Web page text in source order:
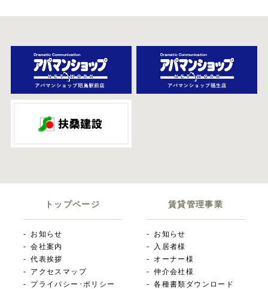
トップページ
お知らせ
会社案内
代表挨拶
アクセスマップ
プライバシー･ポリシー
賃貸管理事業
お知らせ
入居者様
オーナー様
仲介会社様
各種書類ダウンロード